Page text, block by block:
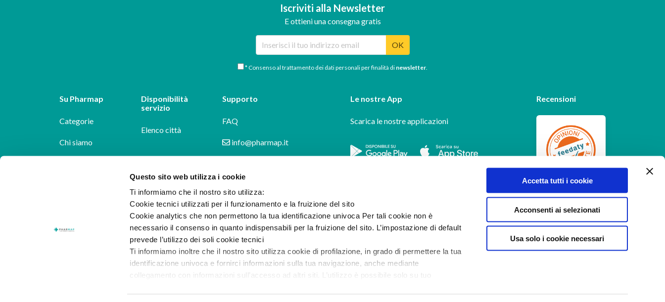
Questo sito web utilizza i cookie
Ti informiamo che il nostro sito utilizza:
Cookie tecnici utilizzati per il funzionamento e la fruizione del sito
Cookie analytics che non permettono la tua identificazione univoca Per tali cookie non è
necessario il consenso in quanto indispensabili per la fruizione del sito. L’impostazione di default
prevede l’utilizzo dei soli cookie tecnici
Ti informiamo inoltre che il nostro sito utilizza cookie di profilazione, in grado di permettere la tua
identificazione univoca e fornirci informazioni sulla tua navigazione, anche mediante
collegamento con informazioni sull’accesso ad altri siti. L’utilizzo è possibile solo su tuo
Accetta tutti i cookie
Acconsenti ai selezionati
Usa solo i cookie necessari
Iscriviti alla Newsletter
E ottieni una consegna gratis
OK
* Consenso al trattamento dei dati personali per finalità di newsletter
Su Pharmap
Categorie
Chi siamo
Disponibilità
servizio
Elenco città
Supporto
FAQ
info@pharmap.it
Le nostre App
Scarica le nostre applicazioni
Recensioni
Feedaty4.7/5
-385